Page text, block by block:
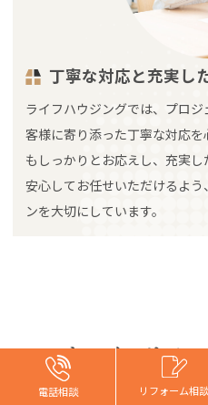
電話相談 リフォー
丁寧な対応と充実し
ライフハウジングでは、プロ
客様に寄り添った丁寧な対応
もしっかりとお応えし、充実し
安心してお任せいただけるよ
ンを大切にしています。
キッチンリフ
電話相談 リフォー
電話相談 リフォー
電話相談 リフォーム相